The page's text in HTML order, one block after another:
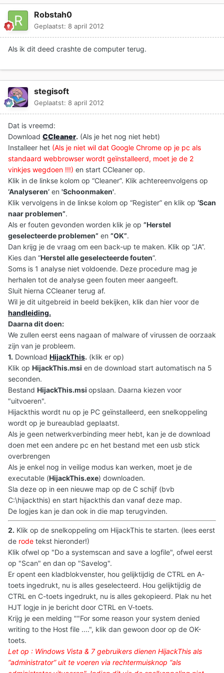
Robstah0
Geplaatst: 8 april 2012
Als ik dit deed crashte de computer terug.
stegisoft
Geplaatst: 8 april 2012
Dat is vreemd:
Download CCleaner. (Als je het nog niet hebt)
Installeer het (Als je niet wil dat Google Chrome op je pc als
standaard webbrowser wordt geïnstalleerd, moet je de 2
vinkjes wegdoen !!!) en start CCleaner op.
Klik in de linkse kolom op “Cleaner”. Klik achtereenvolgens op
‘Analyseren’ en 'Schoonmaken'.
Klik vervolgens in de linkse kolom op “Register” en klik op ‘Scan
naar problemen”.
Als er fouten gevonden worden klik je op ”Herstel
geselecteerde problemen” en ”OK”.
Dan krijg je de vraag om een back-up te maken. Klik op “JA”.
Kies dan “Herstel alle geselecteerde fouten”.
Soms is 1 analyse niet voldoende. Deze procedure mag je
herhalen tot de analyse geen fouten meer aangeeft.
Sluit hierna CCleaner terug af.
Wil je dit uitgebreid in beeld bekijken, klik dan hier voor de
handleiding.
Daarna dit doen:
We zullen eerst eens nagaan of malware of virussen de oorzaak
zijn van je probleem.
1. Download HijackThis. (klik er op)
Klik op HijackThis.msi en de download start automatisch na 5
seconden.
Bestand HijackThis.msi opslaan. Daarna kiezen voor
"uitvoeren".
Hijackthis wordt nu op je PC geïnstalleerd, een snelkoppeling
wordt op je bureaublad geplaatst.
Als je geen netwerkverbinding meer hebt, kan je de download
doen met een andere pc en het bestand met een usb stick
overbrengen
Als je enkel nog in veilige modus kan werken, moet je de
executable (HijackThis.exe) downloaden.
Sla deze op in een nieuwe map op de C schijf (bvb
C:\hijackthis) en start hijackthis dan vanaf deze map.
De logjes kan je dan ook in die map terugvinden.
2. Klik op de snelkoppeling om HijackThis te starten. (lees eerst
de rode tekst hieronder!)
Klik ofwel op "Do a systemscan and save a logfile", ofwel eerst
op "Scan" en dan op "Savelog".
Er opent een kladblokvenster, hou gelijktijdig de CTRL en A-
toets ingedrukt, nu is alles geselecteerd. Hou gelijktijdig de
CTRL en C-toets ingedrukt, nu is alles gekopieerd. Plak nu het
HJT logje in je bericht door CTRL en V-toets.
Krijg je een melding ""For some reason your system denied
writing to the Host file ....", klik dan gewoon door op de OK-
toets.
Let op : Windows Vista & 7 gebruikers dienen HijackThis als
“administrator” uit te voeren via rechtermuisknop “als